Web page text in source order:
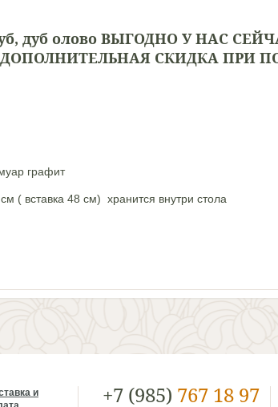
дуб олово ВЫГОДНО У НАС
СКИДКА ПРИ
графит
( вставка 48 см) хранится внутри стола
и
+7 (985) 767 18 97